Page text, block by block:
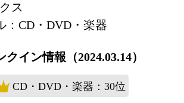
ス
：CD・DVD・楽器
クイン情報（2024.03.14）
CD・DVD・楽器：30位